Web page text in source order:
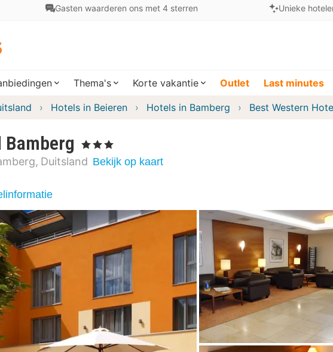
Gasten waarderen ons met 4 sterren Unieke
Thema's Korte vakantie Outlet Last minutes
Hotels in Beieren Hotels in Bamberg Best Western
, 3 Sterren
Duitsland Bekijk op kaart